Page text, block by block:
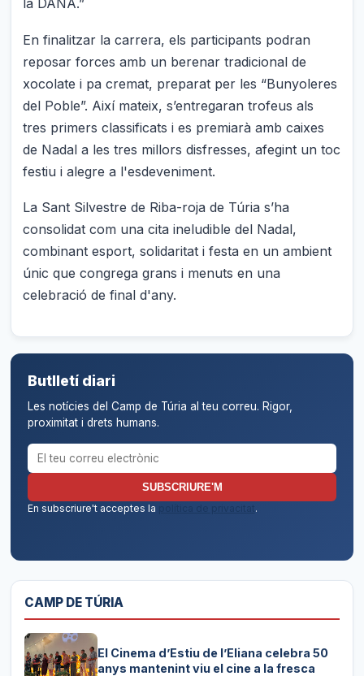
En finalitzar la carrera, els participants podran
reposar forces amb un berenar tradicional de
xocolate i pa cremat, preparat per les “Bunyoleres
del Poble”. Així mateix, s’entregaran trofeus als
tres primers classificats i es premiarà amb caixes
de Nadal a les tres millors disfresses, afegint un toc
festiu i alegre a l'esdeveniment.
La Sant Silvestre de Riba-roja de Túria s’ha
consolidat com una cita ineludible del Nadal,
combinant esport, solidaritat i festa en un ambient
únic que congrega grans i menuts en una
celebració de final d'any.
Butlletí diari
Les notícies del Camp de Túria al teu correu. Rigor,
proximitat i drets humans.
Correu electrònic per al butlletí
SUBSCRIURE'M
En subscriure't acceptes la
política de privacitat.
CAMP DE TÚRIA
El Cinema d’Estiu de l’Eliana celebra 50
anys mantenint viu el cine a la fresca